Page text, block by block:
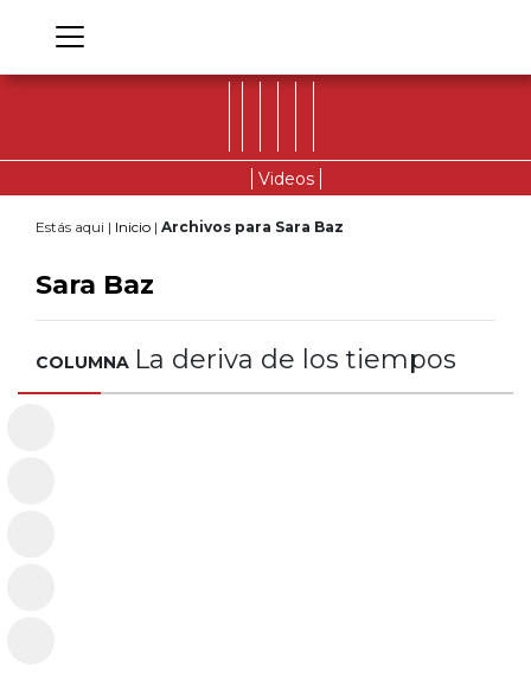
Videos
Estás aqui | Inicio | Archivos para Sara Baz
Sara Baz
COLUMNA La deriva de los tiempos